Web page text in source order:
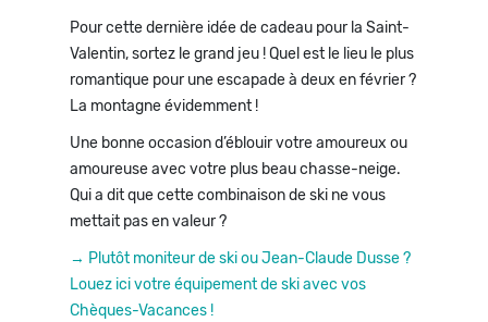
Pour cette dernière idée de cadeau pour la Saint-
Valentin, sortez le grand jeu ! Quel est le lieu le plus
romantique pour une escapade à deux en février ?
La montagne évidemment !
Une bonne occasion d’éblouir votre amoureux ou
amoureuse avec votre plus beau chasse-neige.
Qui a dit que cette combinaison de ski ne vous
mettait pas en valeur ?
→ Plutôt moniteur de ski ou Jean-Claude Dusse ?
Louez ici votre équipement de ski avec vos
Chèques-Vacances !